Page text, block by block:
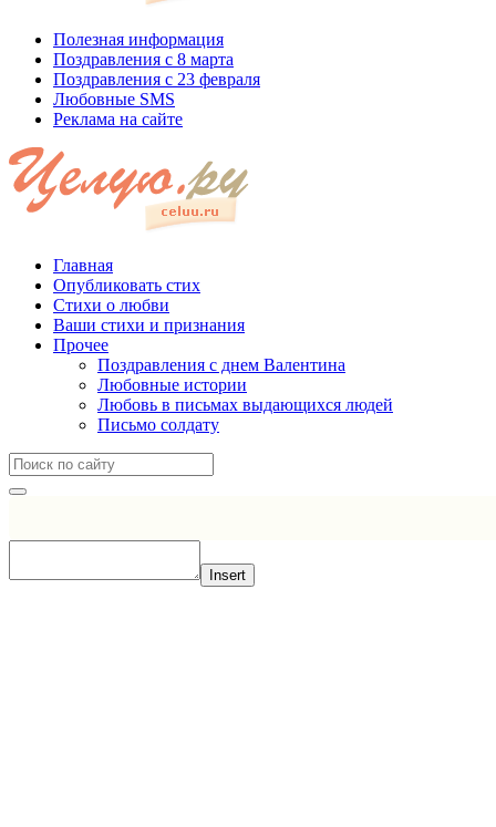
Полезная информация
Поздравления с 8 марта
Поздравления с 23 февраля
Любовные SMS
Реклама на сайте
Главная
Опубликовать стих
Стихи о любви
Ваши стихи и признания
Прочее
Поздравления с днем Валентина
Любовные истории
Любовь в письмах выдающихся людей
Письмо солдату
Insert